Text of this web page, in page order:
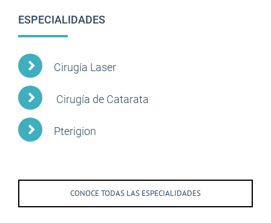
ESPECIALIDADES
Cirugía Laser
Cirugía de Catarata
Pterigion
CONOCE TODAS LAS ESPECIALIDADES